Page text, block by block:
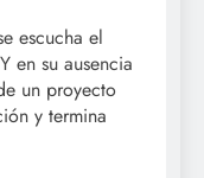
escucha el
en su ausencia
un proyecto
y termina